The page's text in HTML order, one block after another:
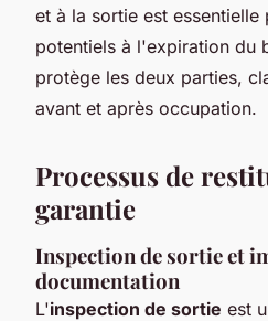
et à la sortie est
potentiels à l'expiration du
protège les deux parties,
avant et après occupation.
Processus de
garantie
Inspection de sortie et
documentation
L'inspection de sortie est